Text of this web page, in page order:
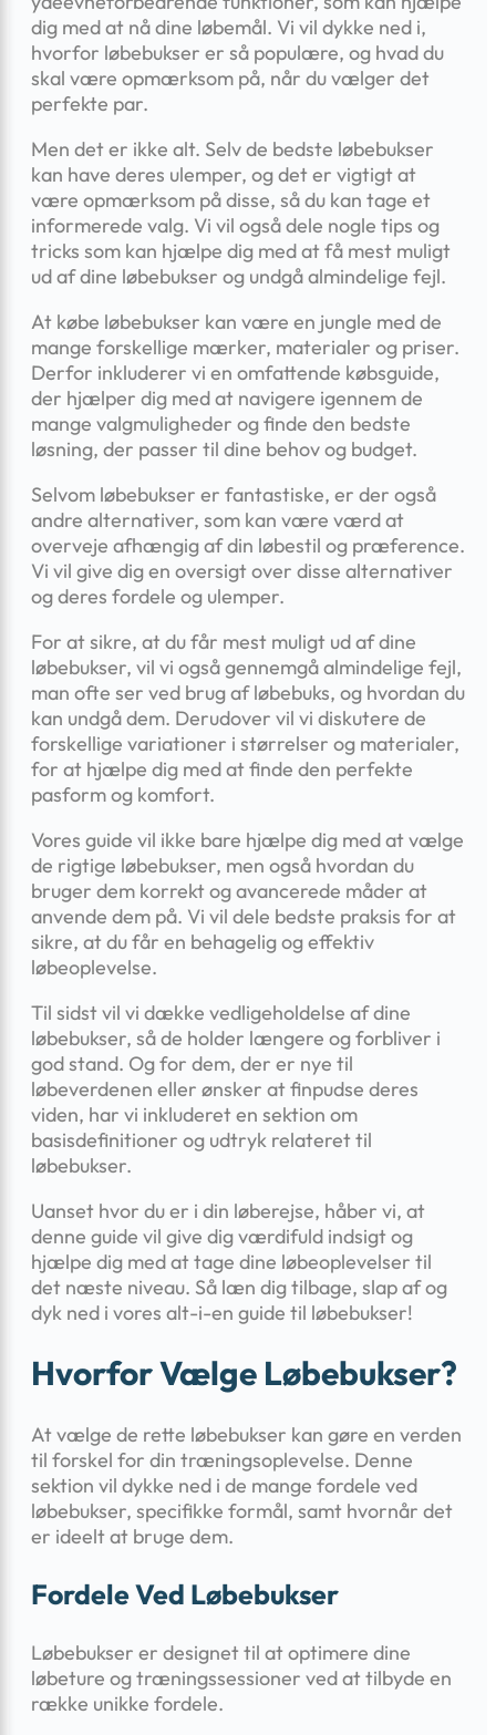
dig med at nå dine løbemål. Vi vil dykke ned i,
hvorfor løbebukser er så populære, og hvad du
skal være opmærksom på, når du vælger det
perfekte par.
Men det er ikke alt. Selv de bedste løbebukser
kan have deres ulemper, og det er vigtigt at
være opmærksom på disse, så du kan tage et
informerede valg. Vi vil også dele nogle tips og
tricks som kan hjælpe dig med at få mest muligt
ud af dine løbebukser og undgå almindelige fejl.
At købe løbebukser kan være en jungle med de
mange forskellige mærker, materialer og priser.
Derfor inkluderer vi en omfattende købsguide,
der hjælper dig med at navigere igennem de
mange valgmuligheder og finde den bedste
løsning, der passer til dine behov og budget.
Selvom løbebukser er fantastiske, er der også
andre alternativer, som kan være værd at
overveje afhængig af din løbestil og præference.
Vi vil give dig en oversigt over disse alternativer
og deres fordele og ulemper.
For at sikre, at du får mest muligt ud af dine
løbebukser, vil vi også gennemgå almindelige fejl,
man ofte ser ved brug af løbebuks, og hvordan du
kan undgå dem. Derudover vil vi diskutere de
forskellige variationer i størrelser og materialer,
for at hjælpe dig med at finde den perfekte
pasform og komfort.
Vores guide vil ikke bare hjælpe dig med at vælge
de rigtige løbebukser, men også hvordan du
bruger dem korrekt og avancerede måder at
anvende dem på. Vi vil dele bedste praksis for at
sikre, at du får en behagelig og effektiv
løbeoplevelse.
Til sidst vil vi dække vedligeholdelse af dine
løbebukser, så de holder længere og forbliver i
god stand. Og for dem, der er nye til
løbeverdenen eller ønsker at finpudse deres
viden, har vi inkluderet en sektion om
basisdefinitioner og udtryk relateret til
løbebukser.
Uanset hvor du er i din løberejse, håber vi, at
denne guide vil give dig værdifuld indsigt og
hjælpe dig med at tage dine løbeoplevelser til
det næste niveau. Så læn dig tilbage, slap af og
dyk ned i vores alt-i-en guide til løbebukser!
Hvorfor Vælge Løbebukser?
At vælge de rette løbebukser kan gøre en verden
til forskel for din træningsoplevelse. Denne
sektion vil dykke ned i de mange fordele ved
løbebukser, specifikke formål, samt hvornår det
er ideelt at bruge dem.
Fordele Ved Løbebukser
Løbebukser er designet til at optimere dine
løbeture og træningssessioner ved at tilbyde en
række unikke fordele.